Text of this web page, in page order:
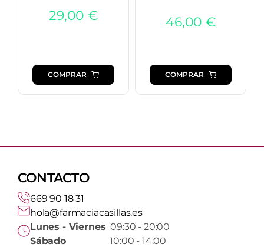
29,00 €
COMPRAR
46,00 €
COMPRAR
CONTACTO
669 90 18 31
hola@farmaciacasillas.es
Lunes - Viernes 09:30 - 20:00
Sábado10:00 - 14:00